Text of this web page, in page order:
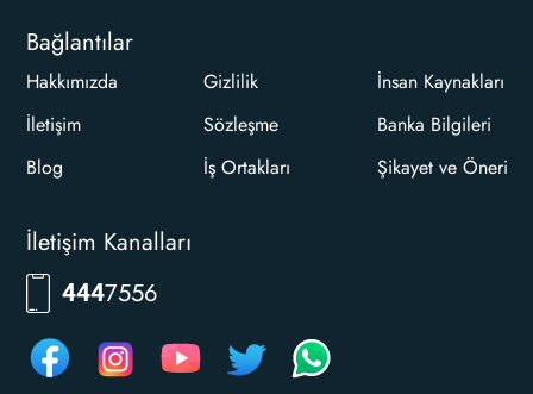
Bağlantılar
Hakkımızda
İletişim
Blog
Gizlilik
Sözleşme
İş Ortakları
İnsan Kaynakları
Banka Bilgileri
Şikayet ve Öneri
İletişim Kanalları
444RKLM